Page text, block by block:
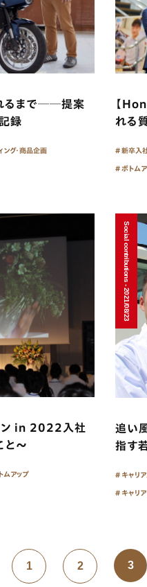
るまで──提案
録
ング・商品企画
【
れる
新卒入
ボトム
ン in 2022入社
と〜
ムアップ
Social contributions - 2021/08/23
追い
指す
キャリ
キャリ
1 2 3